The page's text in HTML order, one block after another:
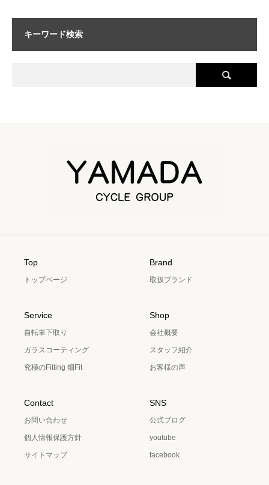
キーワード検索
Top
トップページ
Brand
取扱ブランド
Service
自転車下取り
ガラスコーティング
究極のFitting 畑Fit
Shop
会社概要
スタッフ紹介
お客様の声
Contact
お問い合わせ
個人情報保護方針
サイトマップ
SNS
公式ブログ
youtube
facebook